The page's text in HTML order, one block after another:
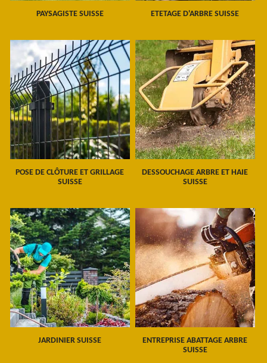
PAYSAGISTE SUISSE ETETAGE D'ARBRE SUISSE
POSE DE CLÔTURE ET GRILLAGE
SUISSE
DESSOUCHAGE ARBRE ET HAIE
SUISSE
JARDINIER SUISSE
ENTREPRISE ABATTAGE ARBRE
SUISSE